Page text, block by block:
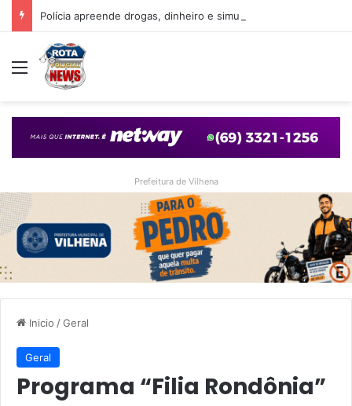
Menu
Prefeitura de Vilhena
Inicio /Geral
Geral
Programa “Filia Rondônia”